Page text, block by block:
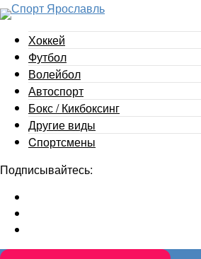
Хоккей
Футбол
Волейбол
Автоспорт
Бокс / Кикбоксинг
Другие виды
Cпортсмены
Подписывайтесь: